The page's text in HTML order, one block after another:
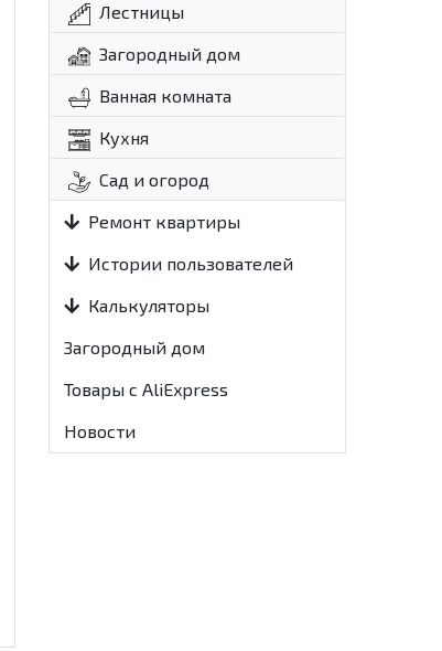
Лестницы
Загородный дом
Ванная комната
Кухня
Сад и огород
Ремонт квартиры
Истории пользователей
Калькуляторы
Загородный дом
Товары с AliExpress
Новости